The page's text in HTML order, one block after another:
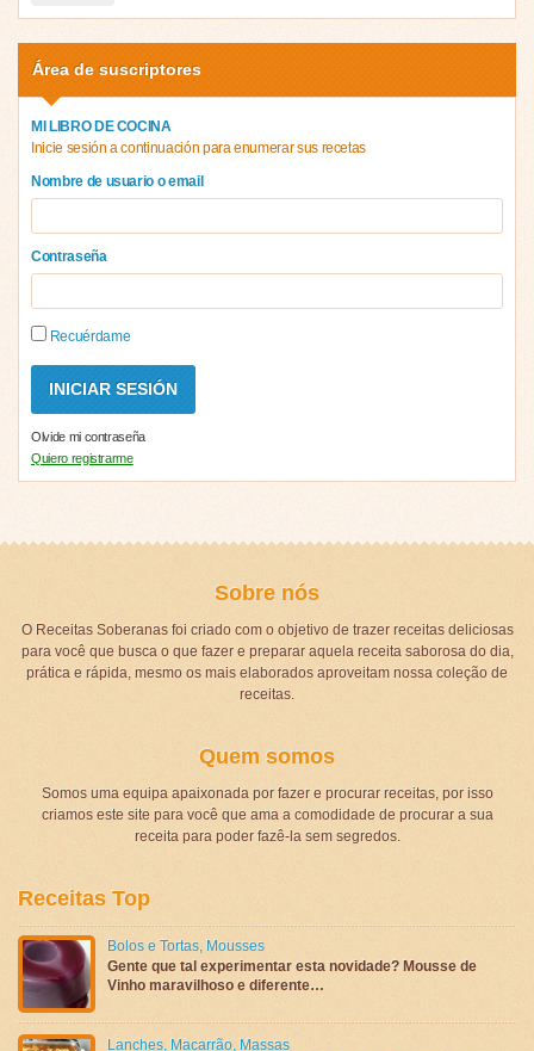
Área de suscriptores
MI LIBRO DE COCINA
Inicie sesión a continuación para enumerar sus recetas
Nombre de usuario o email
Contraseña
Recuérdame
Olvide mi contraseña
Quiero registrarme
Sobre nós
O Receitas Soberanas foi criado com o objetivo de trazer receitas deliciosas
para você que busca o que fazer e preparar aquela receita saborosa do dia,
prática e rápida, mesmo os mais elaborados aproveitam nossa coleção de
receitas.
Quem somos
Somos uma equipa apaixonada por fazer e procurar receitas, por isso
criamos este site para você que ama a comodidade de procurar a sua
receita para poder fazê-la sem segredos.
Receitas Top
Bolos e Tortas, Mousses
Gente que tal experimentar esta novidade? Mousse de
Vinho maravilhoso e diferente…
Lanches, Macarrão, Massas